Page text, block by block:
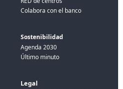
Colabora con el banco
Sostenibilidad
Agenda 2030
Último minuto
Legal